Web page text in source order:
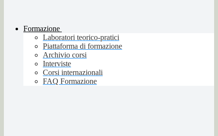
Formazione
Laboratori teorico-pratici
Piattaforma di formazione
Archivio corsi
Interviste
Corsi internazionali
FAQ Formazione